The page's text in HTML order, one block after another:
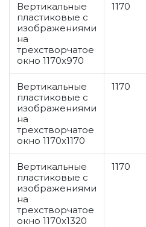
Вертикальные
пластиковые с
изображениями
на
трехстворчатое
окно 1170x970
1170
Вертикальные
пластиковые с
изображениями
на
трехстворчатое
окно 1170x1170
1170
Вертикальные
пластиковые с
изображениями
на
трехстворчатое
окно 1170x1320
1170